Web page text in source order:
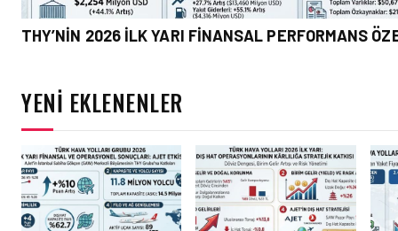
THY’NIN 2026 ILK YARI FINANSAL PERFORMANS
YENI EKLENENLER